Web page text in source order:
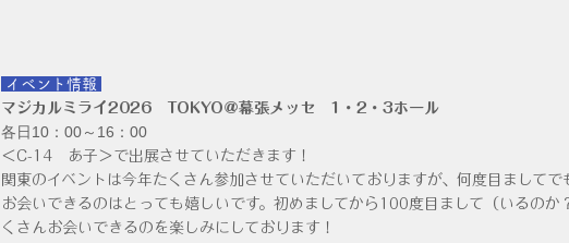
イベント情報
マジカルミライ2026 TOKYO＠幕張メッセ 1・2・3ホール
各日10：00～16：00
＜C-14 あ子＞ で出展させていただきます！
関東のイベントは今年たくさん参加させていただいておりますが、何度目ましてで
お会いできるのはとっても嬉しいです。初めましてから100度目まして（いるのか
くさんお会いできるのを楽しみにしております！